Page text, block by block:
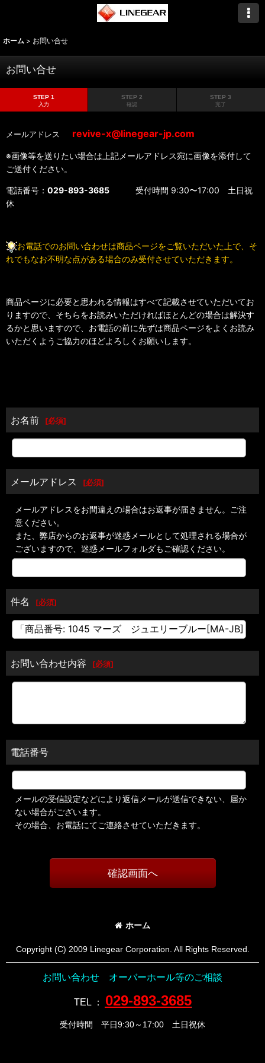
ホーム > お問い合せ
お問い合せ
STEP 1
入力
STEP 2
確認
STEP 3
完了
メールアドレス revive-x@linegear-jp.com
※画像等を送りたい場合は上記メールアドレス宛に画像を添付して
ご送付ください。
電話番号： 029-893-3685 受付時間 9:30〜17:00 土日祝
休
お電話でのお問い合わせは商品ページをご覧いただいた上で、そ
れでもなお不明な点がある場合のみ受付させていただきます。
商品ページに必要と思われる情報はすべて記載させていただいてお
りますので、そちらをお読みいただければほとんどの場合は解決す
るかと思いますので、お電話の前に先ずは商品ページをよくお読み
いただくようご協力のほどよろしくお願いします。
お名前 [必須]
メールアドレス [必須]
メールアドレスをお間違えの場合はお返事が届きません。ご注
意ください。
また、弊店からのお返事が迷惑メールとして処理される場合が
ございますので、迷惑メールフォルダもご確認ください。
件名 [必須]
お問い合わせ内容 [必須]
電話番号
メールの受信設定などにより返信メールが送信できない、届か
ない場合がございます。
その場合、お電話にてご連絡させていただきます。
確認画面へ
ホーム
Copyright (C) 2009 Linegear Corporation. All Rights Reserved.
お問い合わせ オーバーホール等のご相談
TEL： 029-893-3685
受付時間 平日9:30～17:00 土日祝休